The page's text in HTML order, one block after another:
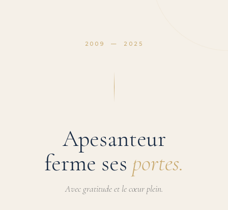
2009 — 2025
Apesanteur
ferme ses portes.
Avec gratitude et le cœur plein.